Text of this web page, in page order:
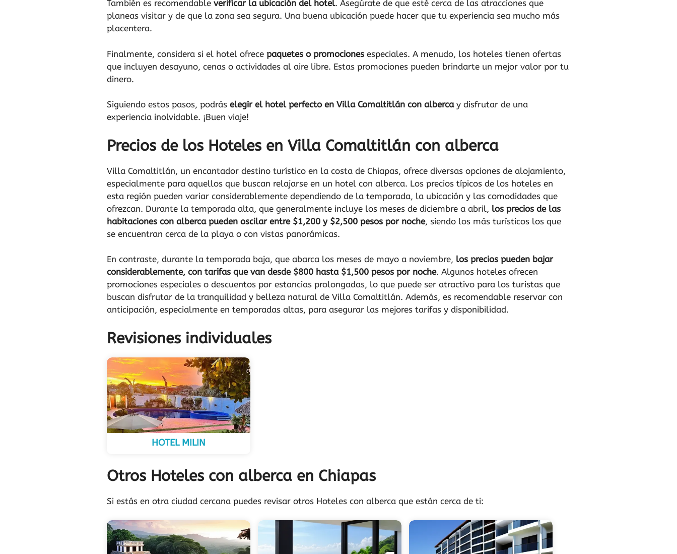
También es recomendable verificar la ubicación del hotel. Asegúrate de que esté cerca de las atracciones que
planeas visitar y de que la zona sea segura. Una buena ubicación puede hacer que tu experiencia sea mucho más
placentera.
Finalmente, considera si el hotel ofrece paquetes o promociones especiales. A menudo, los hoteles tienen ofertas
que incluyen desayuno, cenas o actividades al aire libre. Estas promociones pueden brindarte un mejor valor por tu
dinero.
Siguiendo estos pasos, podrás elegir el hotel perfecto en Villa Comaltitlán con albercay disfrutar de una
experiencia inolvidable. ¡Buen viaje!
Precios de los Hoteles en Villa Comaltitlán con alberca
Villa Comaltitlán, un encantador destino turístico en la costa de Chiapas, ofrece diversas opciones de alojamiento,
especialmente para aquellos que buscan relajarse en un hotel con alberca. Los precios típicos de los hoteles en
esta región pueden variar considerablemente dependiendo de la temporada, la ubicación y las comodidades que
ofrezcan. Durante la temporada alta, que generalmente incluye los meses de diciembre a abril, los precios de las
habitaciones con alberca pueden oscilar entre $1,200 y $2,500 pesos por noche, siendo los más turísticos los que
se encuentran cerca de la playa o con vistas panorámicas.
En contraste, durante la temporada baja, que abarca los meses de mayo a noviembre, los precios pueden bajar
considerablemente, con tarifas que van desde $800 hasta $1,500 pesos por noche. Algunos hoteles ofrecen
promociones especiales o descuentos por estancias prolongadas, lo que puede ser atractivo para los turistas que
buscan disfrutar de la tranquilidad y belleza natural de Villa Comaltitlán. Además, es recomendable reservar con
anticipación, especialmente en temporadas altas, para asegurar las mejores tarifas y disponibilidad.
Revisiones individuales
HOTEL MILIN
Otros Hoteles con alberca en Chiapas
Si estás en otra ciudad cercana puedes revisar otros Hoteles con alberca que están cerca de ti: